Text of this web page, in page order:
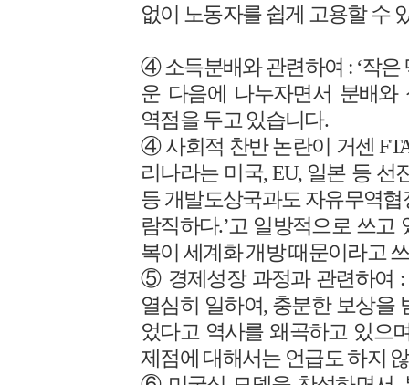
없이 노동자를 쉽게 고용할 수
④ 소득분배와 관련하여 : ‘작은
운 다음에 나누자면서 분배와
역점을 두고 있습니다.
④ 사회적 찬반 논란이 거센
리나라는 미국, EU, 일본 등 선
등 개발도상국과도 자유무역
람직하다.’고 일방적으로 쓰고
복이 세계화 개방 때문이라고
⑤ 경제성장 과정과 관련하여 :
열심히 일하여, 충분한 보상을
었다고 역사를 왜곡하고 있으
제점에 대해서는 언급도 하지